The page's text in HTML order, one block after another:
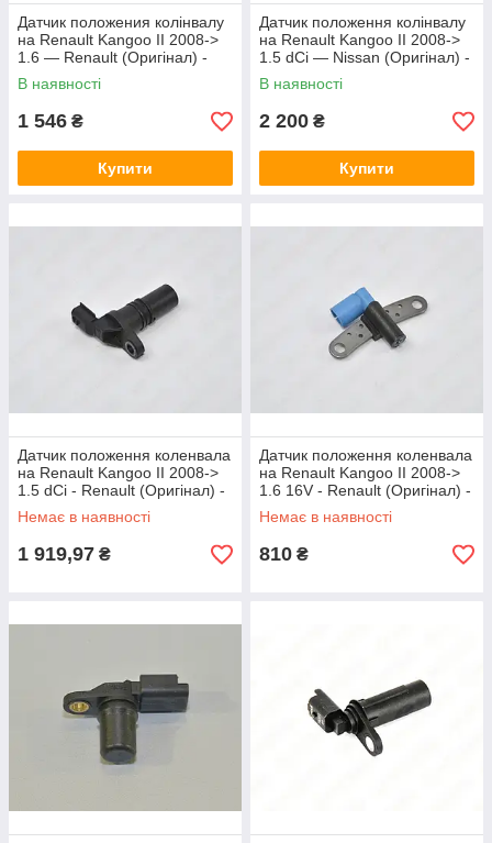
Датчик положения колінвалу
на Renault Kangoo II 2008->
1.6 — Renault (Оригінал) -
8200643171
В наявності
1 546 ₴
Купити
Датчик положення колінвалу
на Renault Kangoo II 2008->
1.5 dCi — Nissan (Оригінал) -
23750-00Q0B
В наявності
2 200 ₴
Купити
Датчик положення коленвала
на Renault Kangoo II 2008->
1.5 dCi - Renault (Оригінал) -
8200885209
Немає в наявності
1 919,97 ₴
Датчик положення коленвала
на Renault Kangoo II 2008->
1.6 16V - Renault (Оригінал) -
8200647554
Немає в наявності
810 ₴